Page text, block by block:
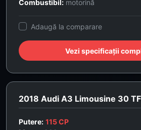
Combustibil: motorină
Adaugă la comparare
Vezi specificații
2018 Audi A3 Limousine 30
Putere: 115 CP